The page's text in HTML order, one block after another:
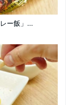
ー飯」...